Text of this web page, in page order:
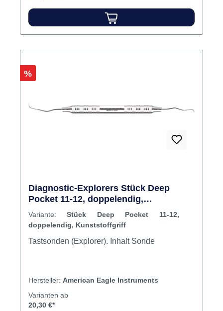
Rabatt
%
Diagnostic-Explorers Stück Deep
Pocket 11-12, doppelendig,
Kunststoffgriff
Variante: Stück Deep Pocket 11-12,
doppelendig, Kunststoffgriff
Tastsonden (Explorer). Inhalt Sonde
Hersteller: American Eagle Instruments
Varianten ab
20,30 €*